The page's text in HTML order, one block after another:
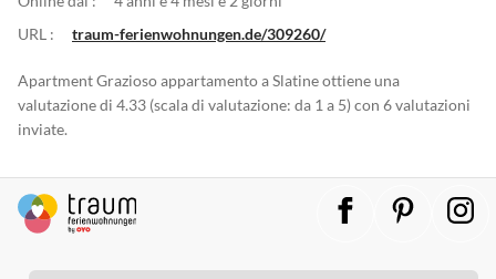
URL :
traum-ferienwohnungen.de/309260/
Apartment Grazioso appartamento a Slatine ottiene una
valutazione di 4.33 (scala di valutazione: da 1 a 5) con 6 valutazioni
inviate.